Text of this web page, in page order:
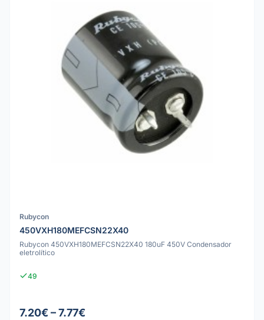
Rubycon
450VXH180MEFCSN22X40
Rubycon 450VXH180MEFCSN22X40 180uF 450V Condensador
eletrolítico
49
7.20€ – 7.77€